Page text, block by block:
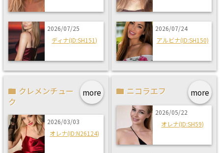
2026/07/25
ディナ(ID:SH151)
2026/07/24
アルビナ(ID:SH150)
more
クレメンチュー
ク
2026/03/03
オレナ(ID:N26124)
more
ニコラエフ
2026/05/22
オレナ(ID:SH59)